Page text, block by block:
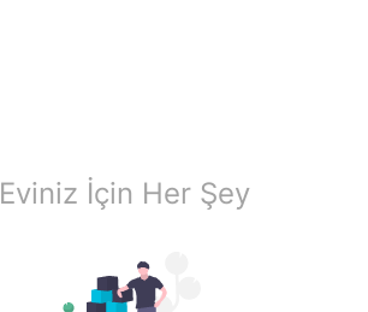
Eviniz İçin Her Şey